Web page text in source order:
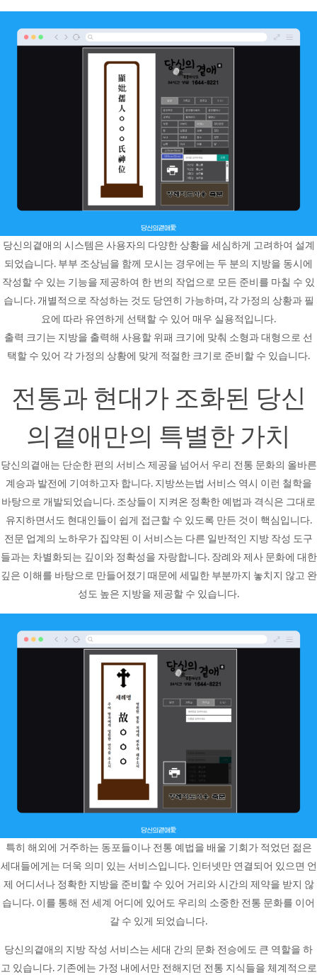
당신의곁애의 시스템은 사용자의 다양한 상황을 세심하게 고려하여 설계
되었습니다. 부부 조상님을 함께 모시는 경우에는 두 분의 지방을 동시에
작성할 수 있는 기능을 제공하여 한 번의 작업으로 모든 준비를 마칠 수 있
습니다. 개별적으로 작성하는 것도 당연히 가능하며, 각 가정의 상황과 필
요에 따라 유연하게 선택할 수 있어 매우 실용적입니다.
출력 크기는 지방을 출력해 사용할 위패 크기에 맞춰 소형과 대형으로 선
택할 수 있어 각 가정의 상황에 맞게 적절한 크기로 준비할 수 있습니다.
전통과 현대가 조화된 당신
의곁애만의 특별한 가치
당신의곁애는 단순한 편의 서비스 제공을 넘어서 우리 전통 문화의 올바른
계승과 발전에 기여하고자 합니다. 지방쓰는법 서비스 역시 이런 철학을
바탕으로 개발되었습니다. 조상들이 지켜온 정확한 예법과 격식은 그대로
유지하면서도 현대인들이 쉽게 접근할 수 있도록 만든 것이 핵심입니다.
전문 업계의 노하우가 집약된 이 서비스는 다른 일반적인 지방 작성 도구
들과는 차별화되는 깊이와 정확성을 자랑합니다. 장례와 제사 문화에 대한
깊은 이해를 바탕으로 만들어졌기 때문에 세밀한 부분까지 놓치지 않고 완
성도 높은 지방을 제공할 수 있습니다.
특히 해외에 거주하는 동포들이나 전통 예법을 배울 기회가 적었던 젊은
세대들에게는 더욱 의미 있는 서비스입니다. 인터넷만 연결되어 있으면 언
제 어디서나 정확한 지방을 준비할 수 있어 거리와 시간의 제약을 받지 않
습니다. 이를 통해 전 세계 어디에 있어도 우리의 소중한 전통 문화를 이어
갈 수 있게 되었습니다.
당신의곁애의 지방 작성 서비스는 세대 간의 문화 전승에도 큰 역할을 하
고 있습니다. 기존에는 가정 내에서만 전해지던 전통 지식들을 체계적으로